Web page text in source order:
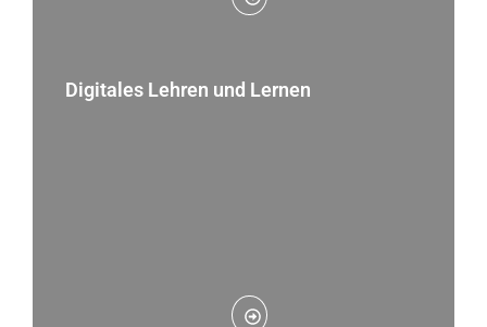
Digitales Lehren und Lernen